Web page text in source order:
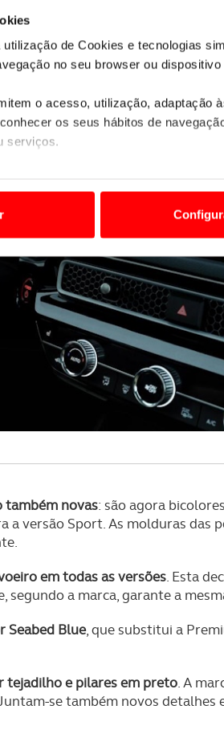
de Cookies e tecnologias
no seu browser ou dispositivo
o acesso, utilização, adaptação
os seus hábitos de
serviços.
a sua experiência digital,
sociais, bem como para analisar
informação, relativa à sua
em países terceiros.
transferências internacionais de
tal se afigure estritamente
de certo tipo de Cookies e
nos serviços disponibilizados.
também novas: são agora
a versão Sport. As molduras das
em todas as versões. Esta
segundo a marca, garante a
Seabed Blue, que substitui a
tejadilho e pilares em preto. A
se também novos detalhes